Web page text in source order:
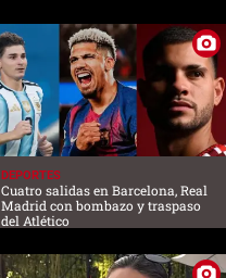
DEPORTES
Cuatro salidas en Barcelona, Real
Madrid con bombazo y traspaso
del Atlético